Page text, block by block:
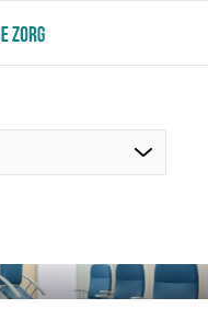
over bouw en